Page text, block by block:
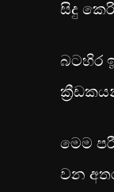
සිදු
බටහිර
මෙම
වන